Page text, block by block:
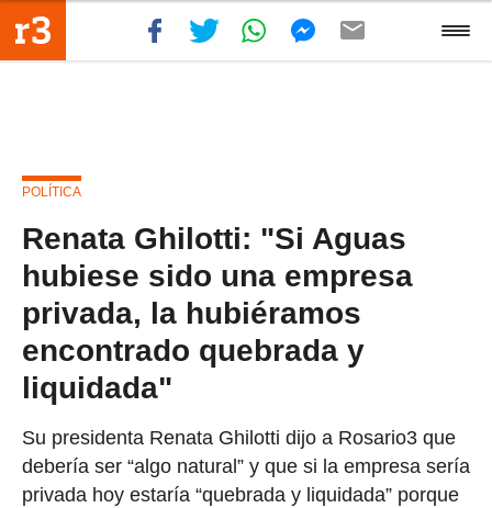
POLÍTICA
Renata Ghilotti: "Si Aguas
hubiese sido una empresa
privada, la hubiéramos
encontrado quebrada y
liquidada"
Su presidenta Renata Ghilotti dijo a Rosario3 que
debería ser “algo natural” y que si la empresa sería
privada hoy estaría “quebrada y liquidada” porque